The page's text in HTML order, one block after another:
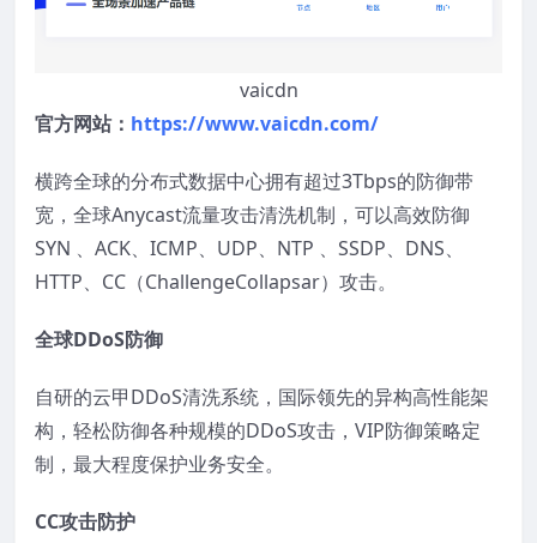
vaicdn
官方网站： https://www.vaicdn.com/
横跨全球的分布式数据中心拥有超过3Tbps的防御带
宽，全球Anycast流量攻击清洗机制，可以高效防御
SYN 、ACK、ICMP、UDP、NTP 、SSDP、DNS、
HTTP、CC（ChallengeCollapsar）攻击。
全球DDoS防御
自研的云甲DDoS清洗系统，国际领先的异构高性能架
构，轻松防御各种规模的DDoS攻击，VIP防御策略定
制，最大程度保护业务安全。
CC攻击防护